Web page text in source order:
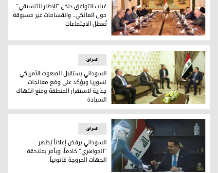
غياب التوافق داخل "الإطار التنسيقي" حول المالكي..
غياب التوافق داخل "الإطار التنسيقي"
حول المالكي.. وانقسامات غير مسبوقة
تُعطل الاجتماعات
السوداني يستقبل المبعوث الأمريكي لسوريا ويؤكد على وضع
العراق
السوداني يستقبل المبعوث الأمريكي
لسوريا ويؤكد على وضع معالجات
جذرية لاستقرار المنطقة ومنع انتهاك
السيادة
العراق
السوداني يرفض إعلاناً يُظهر
"الجواهري" خادماً، ويأمر بملاحقة
الجهات المروجة قانونياً